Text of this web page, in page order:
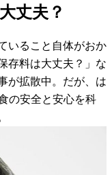
丈夫？
いること自体がおか
存料は大丈夫？」な
が拡散中。だが、は
の安全と安心を科